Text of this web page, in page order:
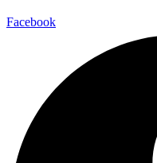
Facebook